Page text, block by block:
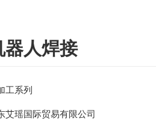
器人焊接
工系列
艾瑶国际贸易有限公司